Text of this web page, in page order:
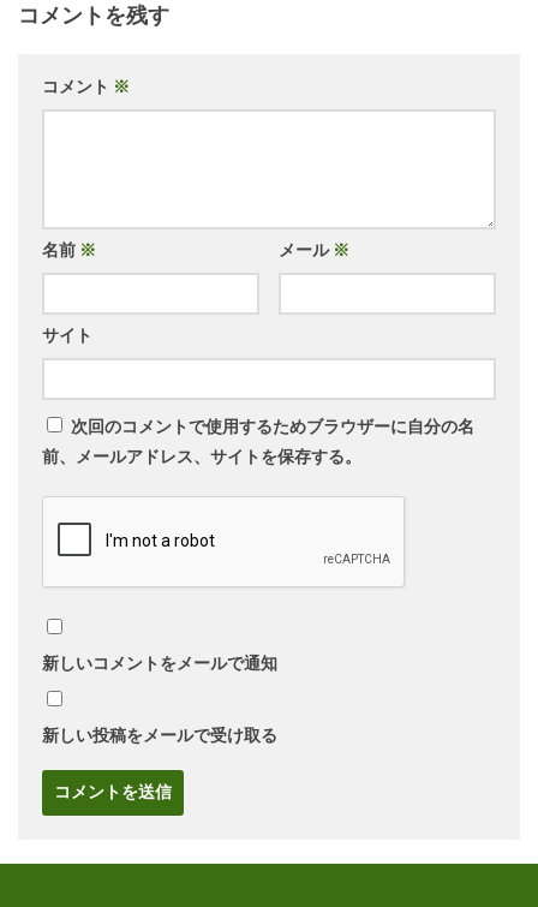
コメントを残す
コメント ※
名前 ※ メール ※
サイト
次回のコメントで使用するためブラウザーに自分の名
前、メールアドレス、サイトを保存する。
新しいコメントをメールで通知
新しい投稿をメールで受け取る